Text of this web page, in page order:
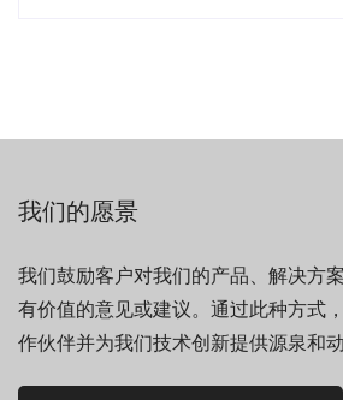
我们的愿景
我们鼓励客户对我们的产品、解决方
有价值的意见或建议。通过此种方式
作伙伴并为我们技术创新提供源泉和动